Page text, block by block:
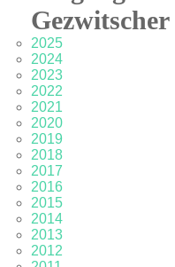
Gezwitscher
2025
2024
2023
2022
2021
2020
2019
2018
2017
2016
2015
2014
2013
2012